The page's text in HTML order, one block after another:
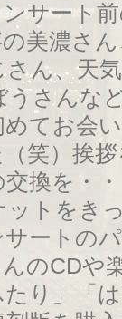
サート
美濃さ
ん、天
うさんな
てお会
笑）挨
換を・
トをき
ートの
のCDや
り」「